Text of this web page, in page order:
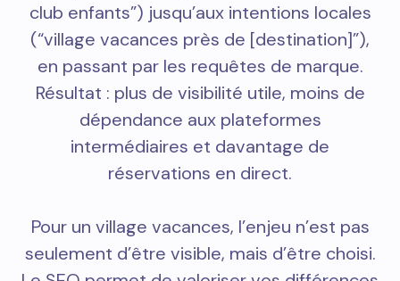
club enfants”) jusqu’aux intentions locales
(“village vacances près de [destination]”),
en passant par les requêtes de marque.
Résultat : plus de visibilité utile, moins de
dépendance aux plateformes
intermédiaires et davantage de
réservations en direct.
Pour un village vacances, l’enjeu n’est pas
seulement d’être visible, mais d’être choisi.